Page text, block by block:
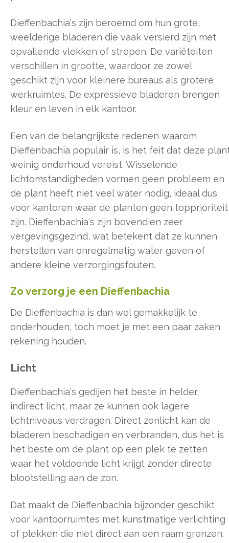
Dieffenbachia's zijn beroemd om hun grote,
weelderige bladeren die vaak versierd zijn met
opvallende vlekken of strepen. De variëteiten
verschillen in grootte, waardoor ze zowel
geschikt zijn voor kleinere bureaus als grotere
werkruimtes. De expressieve bladeren brengen
kleur en leven in elk kantoor.
Een van de belangrijkste redenen waarom
Dieffenbachia populair is, is het feit dat deze
weinig onderhoud vereist. Wisselende
lichtomstandigheden vormen geen probleem en
de plant heeft niet veel water nodig, ideaal dus
voor kantoren waar de planten geen topprioriteit
zijn. Dieffenbachia's zijn bovendien zeer
vergevingsgezind, wat betekent dat ze kunnen
herstellen van onregelmatig water geven of
andere kleine verzorgingsfouten.
Zo verzorg je een Dieffenbachia
De Dieffenbachia is dan wel gemakkelijk te
onderhouden, toch moet je met een paar zaken
rekening houden.
Licht
Dieffenbachia's gedijen het beste in helder,
indirect licht, maar ze kunnen ook lagere
lichtniveaus verdragen. Direct zonlicht kan de
bladeren beschadigen en verbranden, dus het is
het beste om de plant op een plek te zetten
waar het voldoende licht krijgt zonder directe
blootstelling aan de zon.
Dat maakt de Dieffenbachia bijzonder geschikt
voor kantoorruimtes met kunstmatige verlichting
of plekken die niet direct aan een raam grenzen.